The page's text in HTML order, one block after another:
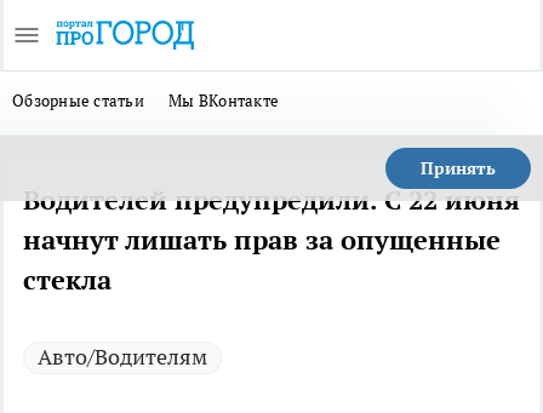
Обзорные статьи Мы ВКонтакте
Принять
Водителей предупредили. С 22 июня
начнут лишать прав за опущенные
стекла
Авто/Водителям